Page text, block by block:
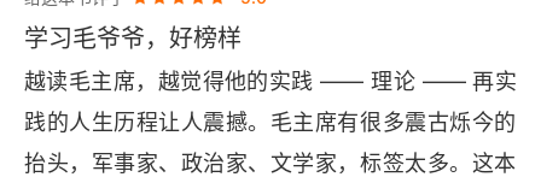
毛泽东评点党内重要领导干部
“我劝马列重抖擞，不拘一格降人才”
“常恨随、陆无武，绛、灌无文”
（人民心声），然后带领大家避开风浪，驶向正确
的航道（历史进步）。坏的船长则只顾自己和少数
人在头等舱享乐，不管船会不会撞冰山。2. 在最坏
的可能性上建立我们的政策。凡事都要做最坏的打
学习毛爷爷，好榜样
越读毛主席，越觉得他的实践 —— 理论 —— 再实
践的人生历程让人震撼。毛主席有很多震古烁今的
抬头，军事家、政治家、文学家，标签太多。这本